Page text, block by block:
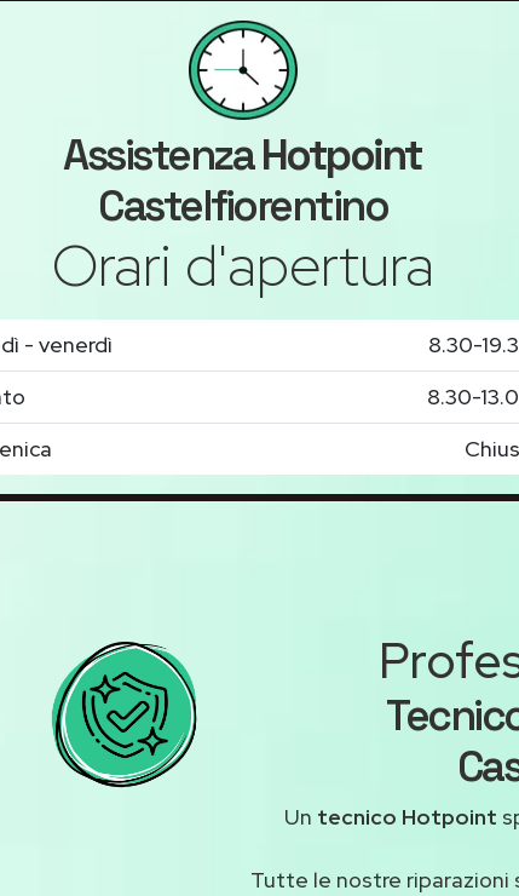
AssistenzaHotpoint
Castelfiorentino
Orari d'apertura
- venerdì
8.30-
8.30-
Un tecnico Hotpoint
Tutte le nostre